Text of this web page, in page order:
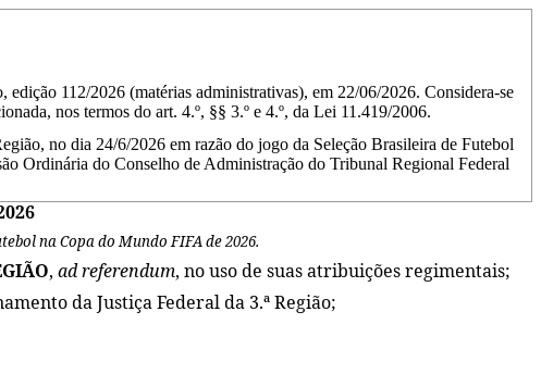
112/2026 (matérias administrativas), em 22/06/2026. Considera-se
nos termos do art. 4.º, §§ 3.º e 4.º, da Lei 11.419/2006.
no dia 24/6/2026 em razão do jogo da Seleção Brasileira de Futebol
Ordinária do Conselho de Administração do Tribunal Regional Federal
na Copa do Mundo FIFA de 2026.
, ad referendum, no uso de suas atribuições regimentais;
da Justiça Federal da 3.ª Região;